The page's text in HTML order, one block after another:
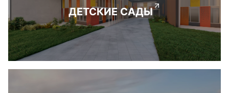
ДЕТСКИЕ САДЫ